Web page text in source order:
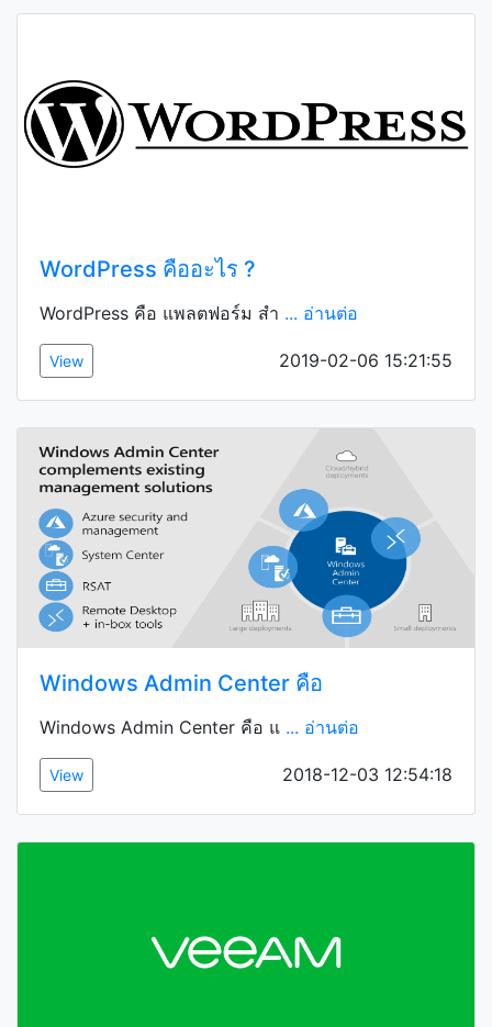
WordPress คืออะไร ?
WordPress คือ แพลตฟอร์ม สำ ... อ่านต่อ
View 2019-02-06 15:21:55
Windows Admin Center คือ
Windows Admin Center คือ แ ... อ่านต่อ
View 2018-12-03 12:54:18